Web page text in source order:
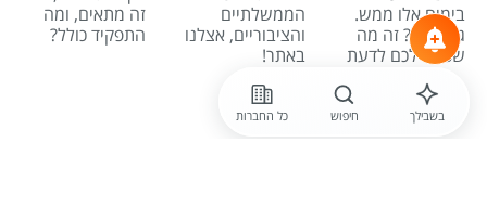
בימים אלו ממש.
גם אתם? זה מה
שכדאי לכם לדעת
הממשלתיים
והציבוריים, אצלנו
באתר!
זה מתאים, ומה
התפקיד כולל?
לכל הכתבות
בשבילך חיפוש כל החברות